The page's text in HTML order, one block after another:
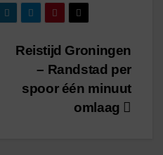
Reistijd Groningen
– Randstad per
spoor één minuut
omlaag